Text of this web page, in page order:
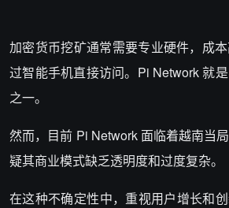
加密货币挖矿通常需要专业硬件，成
过智能手机直接访问。 Pi Network就
之一。
然而，目前 Pi Network 面临着越南当
疑其商业模式缺乏透明度和过度复杂。
在这种不确定性中，重视用户增长和